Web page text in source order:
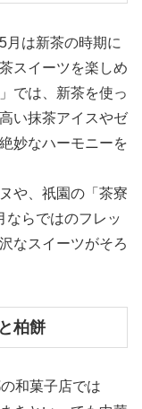
月は新茶の時期に
スイーツを楽しめ
では、新茶を使っ
い抹茶アイスやゼ
妙なハーモニーを
や、祇園の「茶寮
ならではのフレッ
なスイーツがそろ
柏餅
和菓子店では